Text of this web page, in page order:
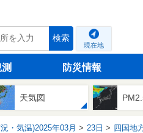
検索
現在地
防災情報
天気図
・気温)2025年03月 23日 四国地